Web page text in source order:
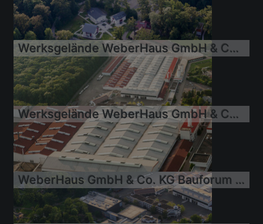
14.06.2010
14.06.2010
Werksgelände WeberHaus GmbH & Co. KG
14.06.2010
Werksgelände WeberHaus GmbH & Co. KG
WeberHaus GmbH & Co. KG Bauforum Rheinau-Linx